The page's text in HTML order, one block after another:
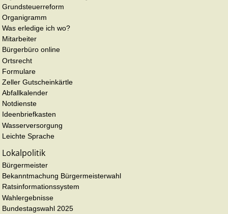
Grundsteuerreform
Organigramm
Was erledige ich wo?
Mitarbeiter
Bürgerbüro online
Ortsrecht
Formulare
Zeller Gutscheinkärtle
Abfallkalender
Notdienste
Ideenbriefkasten
Wasserversorgung
Leichte Sprache
Lokalpolitik
Bürgermeister
Bekanntmachung Bürgermeisterwahl
Ratsinformationssystem
Wahlergebnisse
Bundestagswahl 2025